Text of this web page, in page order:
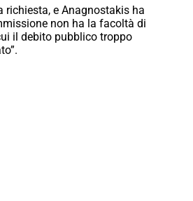
richiesta, e Anagnostakis ha
non ha la facoltà di
il debito pubblico troppo